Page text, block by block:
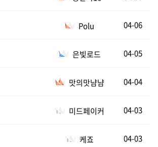
Polu 04-06
은빛로드 04-05
맛의맛냠냠 04-04
미드페이커 04-03
케죠 04-03